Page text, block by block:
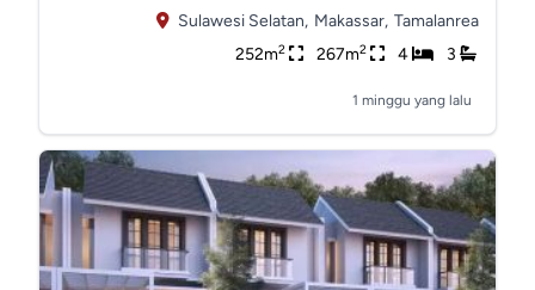
Sulawesi Selatan, Makassar, Tamalanrea
252m2 267m2 4 3
1 minggu yang lalu